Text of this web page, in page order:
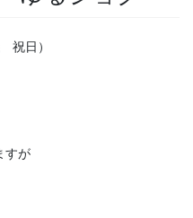
祝日）
すが